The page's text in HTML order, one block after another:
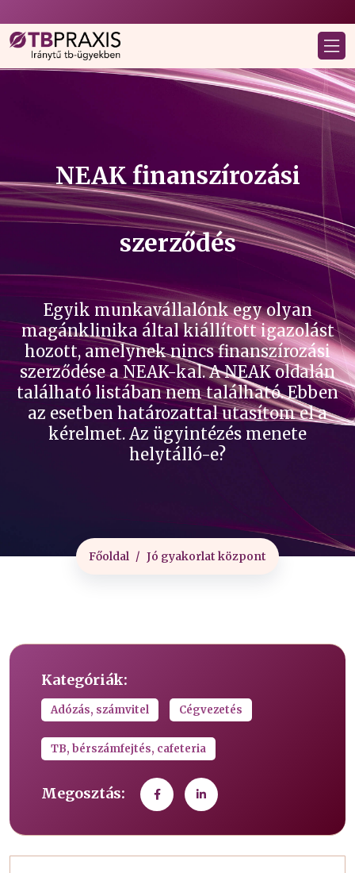
NEAK finanszírozási
szerződés
Egyik munkavállalónk egy olyan
magánklinika által kiállított igazolást
hozott, amelynek nincs finanszírozási
szerződése a NEAK-kal. A NEAK oldalán
található listában nem található. Ebben
az esetben határozattal utasítom el a
kérelmet. Az ügyintézés menete
helytálló-e?
Főoldal Jó gyakorlat központ
Kategóriák:
Adózás, számvitel Cégvezetés
TB, bérszámfejtés, cafeteria
Megosztás: